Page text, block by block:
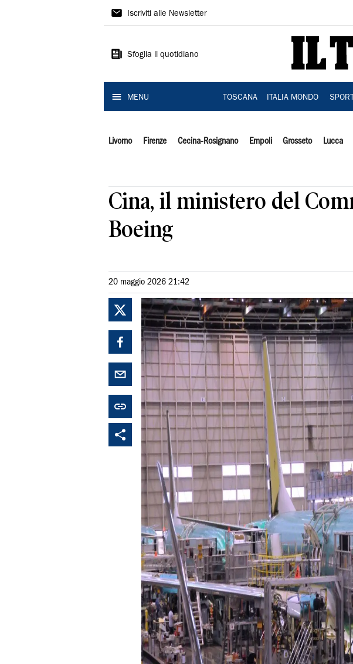
Il
Iscriviti alle Newsletter
Sfoglia il quotidiano
MENU TOSCANA ITALIA MONDO SPORT
Livorno Firenze Cecina-Rosignano Empoli Grosseto Lucca
Cina, il ministero del
Boeing
20 maggio 2026 21:42